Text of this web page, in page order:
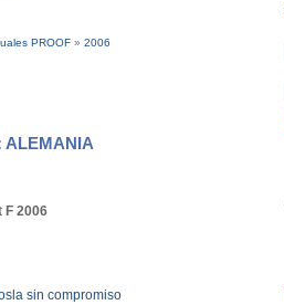
PROOF » 2006
ALEMANIA
F 2006
sin compromiso